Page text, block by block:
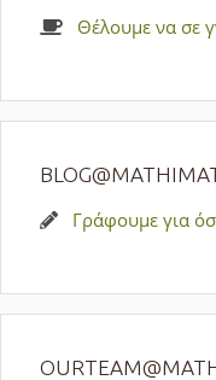
Θέλουμε να σε
Γράφουμε για